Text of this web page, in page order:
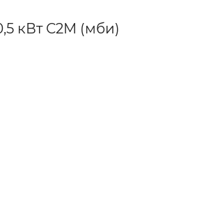
кВт С2М (мби)